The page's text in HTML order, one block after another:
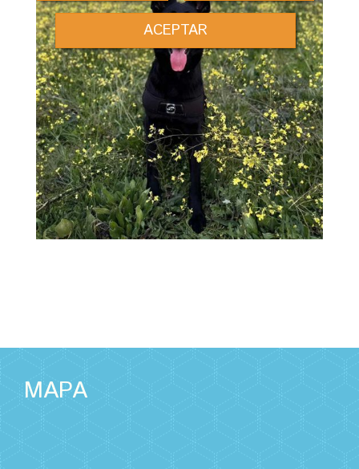
ACEPTAR
MAPA